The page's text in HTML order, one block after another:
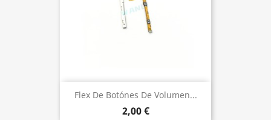
Flex De Botónes De Volumen...
2,00 €